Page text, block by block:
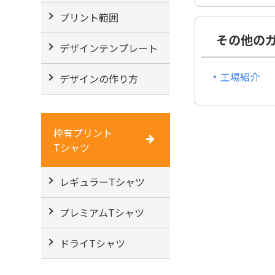
プリント範囲
デザインテンプレート
デザインの作り方
枠有プリント
Tシャツ
レギュラーTシャツ
プレミアムTシャツ
ドライTシャツ
その他の
工場紹介